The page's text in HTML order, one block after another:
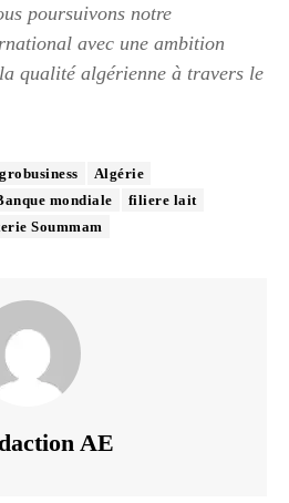
poursuivons notre
avec une ambition
qualité algérienne à travers le
Algérie
mondiale
filiere lait
Soummam
AE